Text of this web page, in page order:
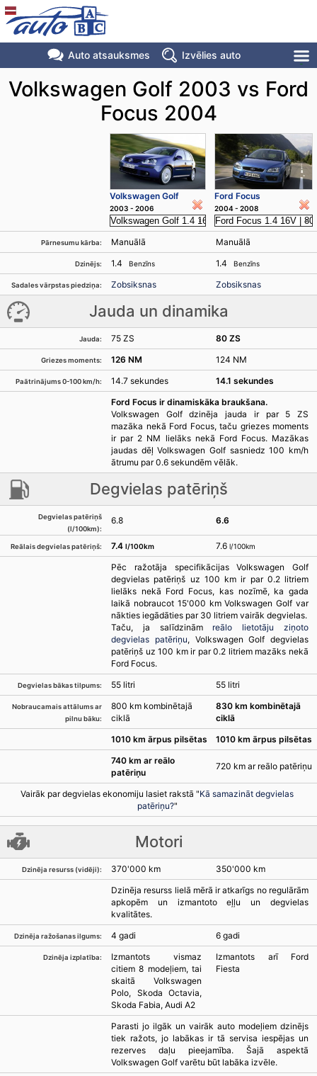
Auto atsauksmes Izvēlies auto
Volkswagen Golf 2003 vs Ford
Focus 2004
Volkswagen Golf
2003 - 2006
Ford Focus
2004 - 2008
Pārnesumu kārba: Manuālā Manuālā
Dzinējs: 1.4 Benzīns 1.4 Benzīns
Sadales vārpstas piedziņa: Zobsiksnas Zobsiksnas
Jauda un dinamika
Jauda: 75 ZS 80 ZS
Griezes moments: 126 NM 124 NM
Paātrinājums 0-100 km/h: 14.7 sekundes
14.1 sekundes
Ford Focus ir dinamiskāka braukšana.
Volkswagen Golf dzinēja jauda ir par 5 ZS
mazāka nekā Ford Focus, taču griezes moments
ir par 2 NM lielāks nekā Ford Focus. Mazākas
jaudas dēļ Volkswagen Golf sasniedz 100 km/h
ātrumu par 0.6 sekundēm vēlāk.
Degvielas patēriņš
Degvielas patēriņš
(l/100km):
6.8 6.6
Reālais degvielas patēriņš: 7.4 l/100km 7.6 l/100km
Pēc ražotāja specifikācijas Volkswagen Golf
degvielas patēriņš uz 100 km ir par 0.2 litriem
lielāks nekā Ford Focus, kas nozīmē, ka gada
laikā nobraucot 15'000 km Volkswagen Golf var
nākties iegādāties par 30 litriem vairāk degvielas.
Taču, ja salīdzinām reālo lietotāju ziņoto
degvielas patēriņu, Volkswagen Golf degvielas
patēriņš uz 100 km ir par 0.2 litriem mazāks nekā
Ford Focus.
Degvielas bākas tilpums: 55 litri 55 litri
Nobraucamais attālums ar
pilnu bāku:
800 km kombinētajā
ciklā
830 km kombinētajā
ciklā
1010 km ārpus pilsētas
1010 km ārpus pilsētas
740 km ar reālo
patēriņu
720 km ar reālo patēriņu
Vairāk par degvielas ekonomiju lasiet rakstā "Kā samazināt degvielas
patēriņu?"
Motori
Dzinēja resurss (vidēji): 370'000 km
350'000 km
Dzinēja resurss lielā mērā ir atkarīgs no regulārām
apkopēm un izmantoto eļļu un degvielas
kvalitātes.
Dzinēja ražošanas ilgums: 4 gadi 6 gadi
Dzinēja izplatība:
Izmantots vismaz
citiem 8 modeļiem, tai
skaitā Volkswagen
Polo, Skoda Octavia,
Skoda Fabia, Audi A2
Izmantots arī Ford
Fiesta
Parasti jo ilgāk un vairāk auto modeļiem dzinējs
tiek ražots, jo labākas ir tā servisa iespējas un
rezerves daļu pieejamība. Šajā aspektā
Volkswagen Golf varētu būt labāka izvēle.